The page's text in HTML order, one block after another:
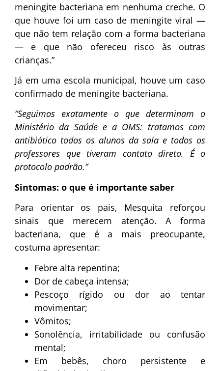
meningite bacteriana em nenhuma creche. O
que houve foi um caso de meningite viral —
que não tem relação com a forma bacteriana
— e que não ofereceu risco às outras
crianças.”
Já em uma escola municipal, houve um caso
confirmado de meningite bacteriana.
“Seguimos exatamente o que determinam o
Ministério da Saúde e a OMS: tratamos com
antibiótico todos os alunos da sala e todos os
professores que tiveram contato direto. É o
protocolo padrão.”
Sintomas: o que é importante saber
Para orientar os pais, Mesquita reforçou
sinais que merecem atenção. A forma
bacteriana, que é a mais preocupante,
costuma apresentar:
Febre alta repentina;
Dor de cabeça intensa;
Pescoço rígido ou dor ao tentar
movimentar;
Vômitos;
Sonolência, irritabilidade ou confusão
mental;
Em bebês, choro persistente e